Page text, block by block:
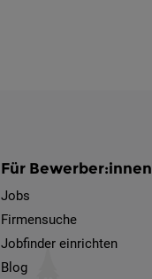
Für Bewerber:innen
Jobs
Firmensuche
Jobfinder einrichten
Blog